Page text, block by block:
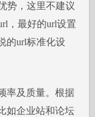
，这里不建议
，最好的url设置
的url标准化设
及质量。根据
如企业站和论坛